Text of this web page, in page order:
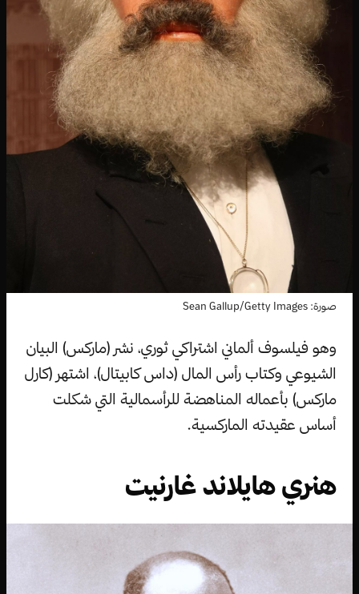
صورة: Sean Gallup/Getty Images
وهو فيلسوف ألماني اشتراكي ثوري، نشر (ماركس) البيان
الشيوعي وكتاب رأس المال (داس كابيتال)، اشتهر (كارل
ماركس) بأعماله المناهضة للرأسمالية التي شكلت
أساس عقيدته الماركسية.
هنري هايلاند غارنيت